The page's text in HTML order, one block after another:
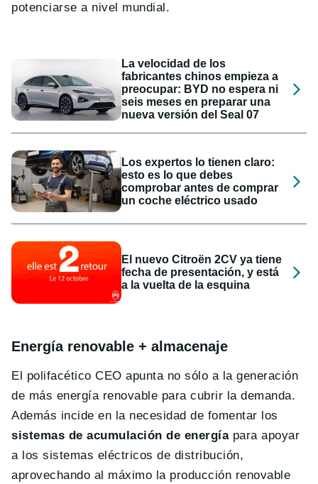
potenciarse a nivel mundial.
La velocidad de los
fabricantes chinos empieza a
preocupar: BYD no espera ni
seis meses en preparar una
nueva versión del Seal 07
Los expertos lo tienen claro:
esto es lo que debes
comprobar antes de comprar
un coche eléctrico usado
El nuevo Citroën 2CV ya tiene
fecha de presentación, y está
a la vuelta de la esquina
Energía renovable + almacenaje
El polifacético CEO apunta no sólo a la generación
de más energía renovable para cubrir la demanda.
Además incide en la necesidad de fomentar los
sistemas de acumulación de energíapara apoyar
a los sistemas eléctricos de distribución,
aprovechando al máximo la producción renovable